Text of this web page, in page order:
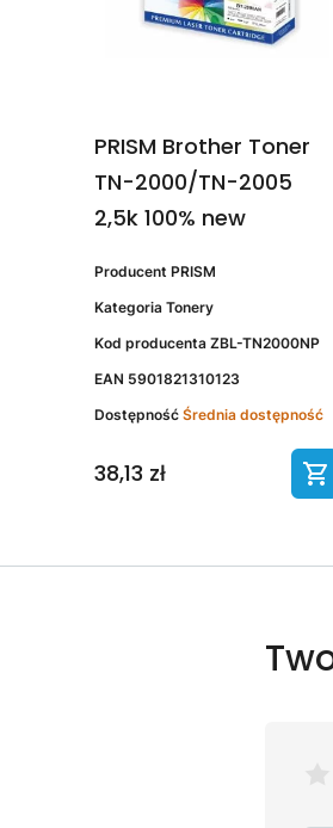
PRISM Brother Toner
TN-2000/TN-2005
2,5k 100% new
Producent PRISM
Kategoria Tonery
Kod producenta ZBL-TN2000NP
EAN 5901821310123
Dostępność Średnia dostępność
38,13 zł